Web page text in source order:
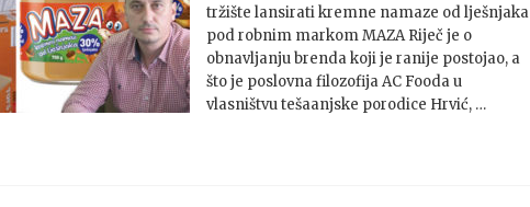
tržište lansirati kremne namaze od lješnjaka
pod robnim markom MAZA Riječ je o
obnavljanju brenda koji je ranije postojao, a
što je poslovna filozofija AC Fooda u
vlasništvu tešaanjske porodice Hrvić, …